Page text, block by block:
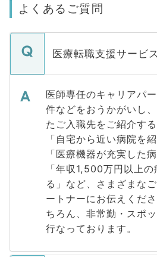
よくあるご質問
医療転職支援サービ
医師専任のキャリアパ
件などをおうかがいし
たご入職先をご紹介する
「自宅から近い病院を
「医療機器が充実した
「年収1,500万円以上
る」など、さまざまな
ートナーにお伝えくだ
ちろん、非常勤・スポ
行なっております。